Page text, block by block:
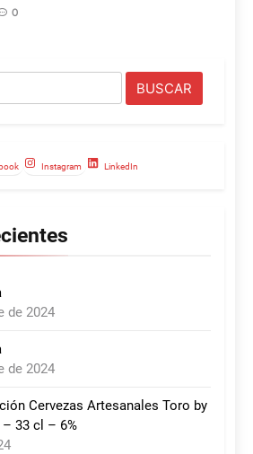
0
Instagram LinkedIn
de 2024
de 2024
Cervezas Artesanales Toro by
33 cl – 6%